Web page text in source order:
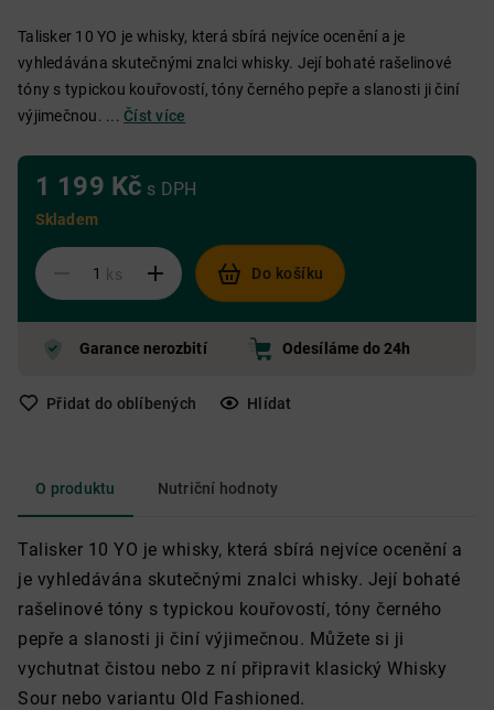
Talisker 10 YO je whisky, která sbírá nejvíce ocenění a je
vyhledávána skutečnými znalci whisky. Její bohaté rašelinové
tóny s typickou kouřovostí, tóny černého pepře a slanosti ji činí
výjimečnou. ... Číst více
1 199 Kč s DPH
Skladem
ks Do košíku
Garance nerozbití Odesíláme do 24h
Přidat do oblíbených Hlídat
O produktu Nutriční hodnoty
Talisker 10 YO je whisky, která sbírá nejvíce ocenění a
je vyhledávána skutečnými znalci whisky. Její bohaté
rašelinové tóny s typickou kouřovostí, tóny černého
pepře a slanosti ji činí výjimečnou. Můžete si ji
vychutnat čistou nebo z ní připravit klasický Whisky
Sour nebo variantu Old Fashioned.